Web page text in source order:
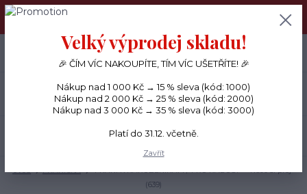
PŘÁNÍČKA a PAPÍROVÉ DÁRKY odesílám každý den, KREATIVNÍ
Menu
CZK
+420 734 380 930
(Po-Ne, 8-20 hod.)
(639)
Velký výprodej skladu!
🎉 ČÍM VÍC NAKOUPÍTE, TÍM VÍC UŠETŘÍTE! 🎉
Nákup nad 1 000 Kč → 15 % sleva (kód: 1000)
Nákup nad 2 000 Kč → 25 % sleva (kód: 2000)
Nákup nad 3 000 Kč → 35 % sleva (kód: 3000)
Platí do 31.12. včetně.
Zavřít